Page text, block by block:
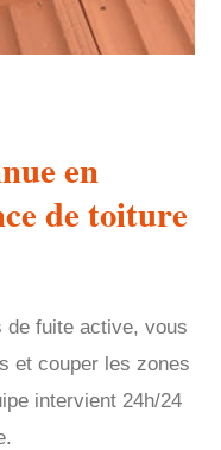
en
de toiture
de fuite active, vous
et couper les zones
intervient 24h/24